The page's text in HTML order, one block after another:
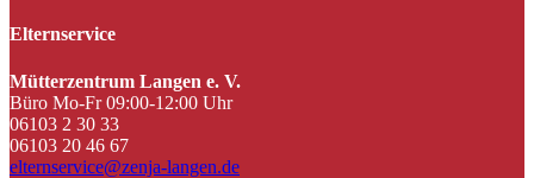
Elternservice
Mütterzentrum Langen e. V.
Büro Mo-Fr 09:00-12:00 Uhr
06103 2 30 33
06103 20 46 67
elternservice@zenja-langen.de